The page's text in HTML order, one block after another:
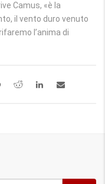
Camus, «è la
il vento duro venuto
l’anima di